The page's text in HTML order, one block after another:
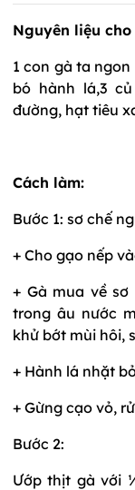
Nguyên liệu
1 con gà ta ngon
bó hành lá,3
đường, hạt tiêu
Cách làm:
Bước 1: sơ chế
+ Cho gạo nếp
+ Gà mua về
trong âu nước
khử bớt mùi hôi,
+ Hành lá nhặt
+ Gừng cạo vỏ,
Bước 2:
Ướp thịt gà với